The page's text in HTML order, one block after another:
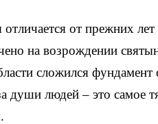
отличается от прежних
на возрождении
сложился
души людей – это самое